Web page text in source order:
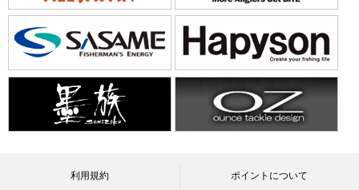
利用規約 ポイントについて